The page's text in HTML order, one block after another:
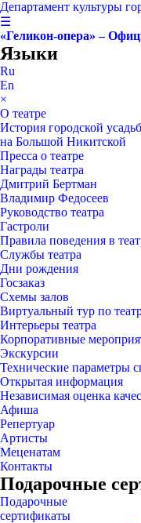
Департамент культуры
☰
«Геликон-опера» –
Языки
Ru
En
×
О театре
История городской
на Большой Никитской
Пресса о театре
Награды театра
Дмитрий Бертман
Владимир Федосеев
Руководство театра
Гастроли
Правила поведения в
Службы театра
Дни рождения
Госзаказ
Схемы залов
Виртуальный тур по
Интерьеры театра
Корпоративные
Экскурсии
Технические параметры
Открытая информация
Независимая оценка
Афиша
Репертуар
Артисты
Меценатам
Контакты
Подарочные
Подарочные
сертификаты